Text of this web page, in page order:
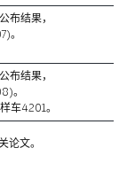
布结果，
。
布结果，
。
车4201。
论文。